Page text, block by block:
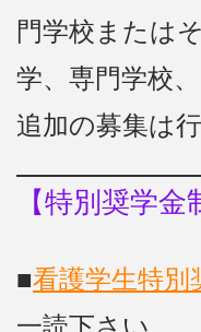
門学校または
学、専門学校
追加の募集は
【特別奨学金
■看護学生特別
一読下さい。